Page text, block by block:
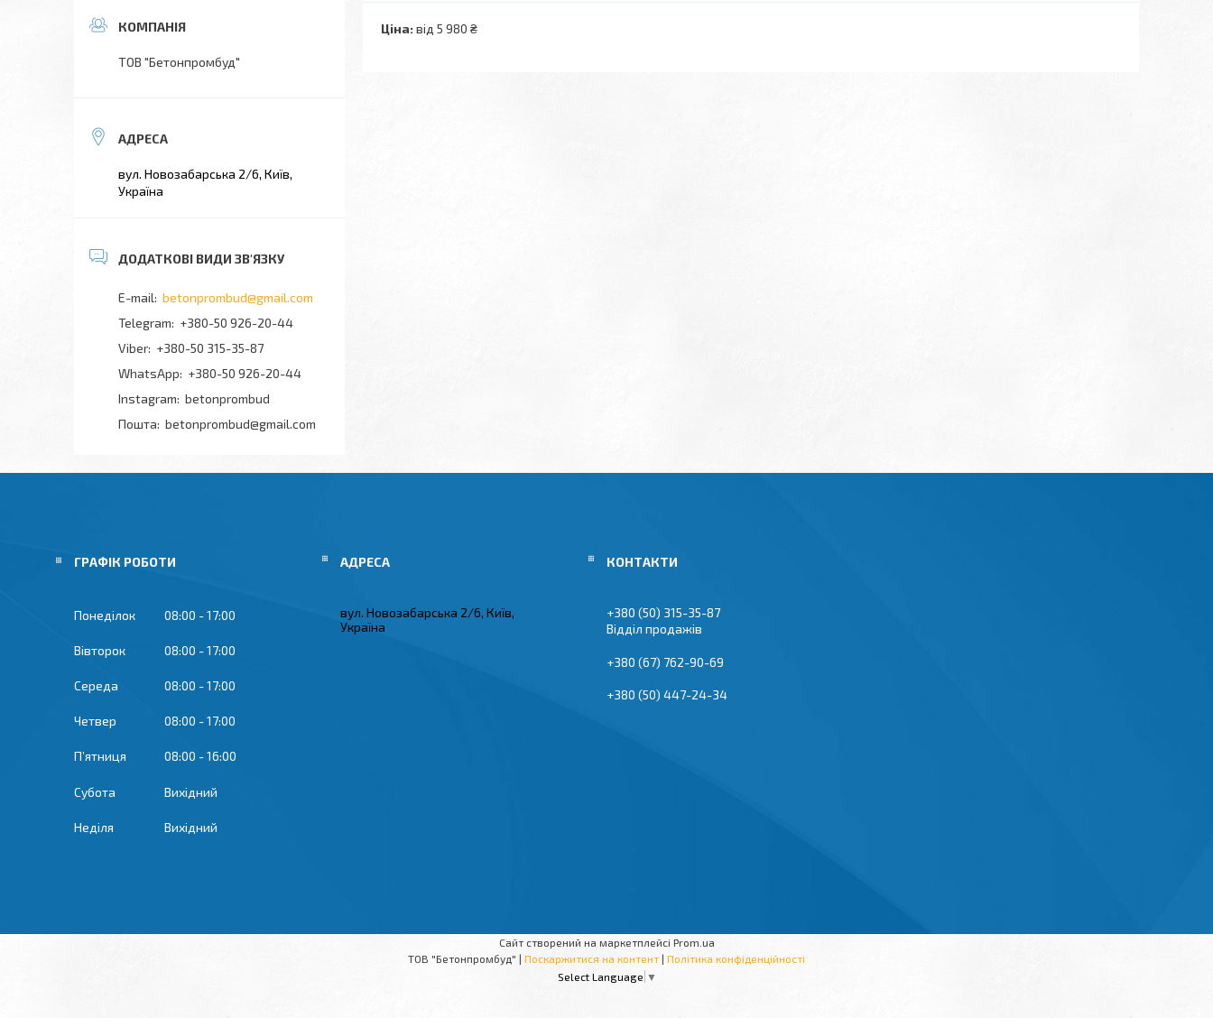
Ціна: від 5 980 ₴
ТОВ "Бетонпромбуд"
вул. Новозабарська 2/6, Київ,
Україна
betonprombud@gmail.com
+380-50 926-20-44
+380-50 315-35-87
+380-50 926-20-44
Instagram betonprombud
Пошта betonprombud@gmail.com
ГРАФІК РОБОТИ
Понеділок 08:00 17:00
Вівторок 08:00 17:00
Середа 08:00 17:00
Четвер 08:00 17:00
Пʼятниця 08:00 16:00
Субота Вихідний
Неділя Вихідний
вул. Новозабарська 2/6, Київ,
Україна
+380 (50) 315-35-87
Відділ продажів
+380 (67) 762-90-69
+380 (50) 447-24-34
Сайт створений на маркетплейсі Prom.ua
ТОВ "Бетонпромбуд" | Поскаржитися на контент | Політика конфіденційності
Select Language ▼